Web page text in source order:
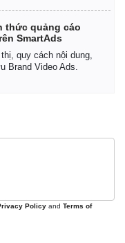
thức quảng cáo
SmartAds
quy cách nội dung,
Brand Video Ads.
Policy and Terms of